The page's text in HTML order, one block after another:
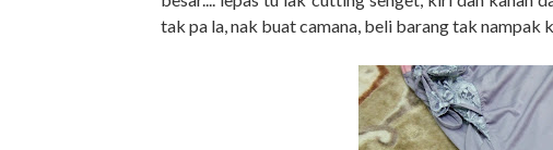
tak pa la, nak buat camana, beli barang tak nampak